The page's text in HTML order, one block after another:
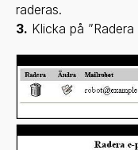
raderas.
3. Klicka på